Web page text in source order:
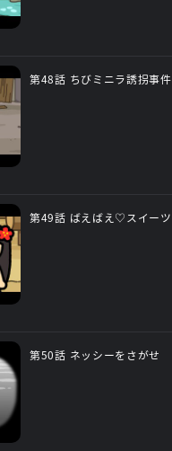
第48話 ちびミニラ誘拐事件
第49話 ばえばえ♡スイーツ
第50話 ネッシーをさがせ